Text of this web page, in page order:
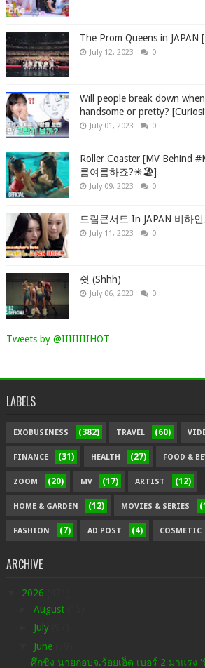
The Prom Queens in JAPAN
July 12, 2023 0
Will people break down
handsome or pretty?
July 01, 2023 0
Roller Coaster [MV Behind
름여름하죠?☀🏖]
July 09, 2023 0
드림콘서트 In JAPAN 비하
July 11, 2023 0
쉿 (Shhh)
July 06, 2023 0
Tweets by @IIIIIIIIHOT
LABELS
EXOBUSINESS (382) TRAVEL (60)
FINANCE (31) HEALTH (27) FOOD &
ZOOM (20) MV (17) ARTIST (12)
HOME & GARDEN (12) MOVIES & SERIES
FASHION (7) AD POST (4) COSMETIC
ARCHIVE
2026
August
July
June
ศึกชิง นายกอบจ.ร้อยเอ็ด เบอร์ 2 มาแรง